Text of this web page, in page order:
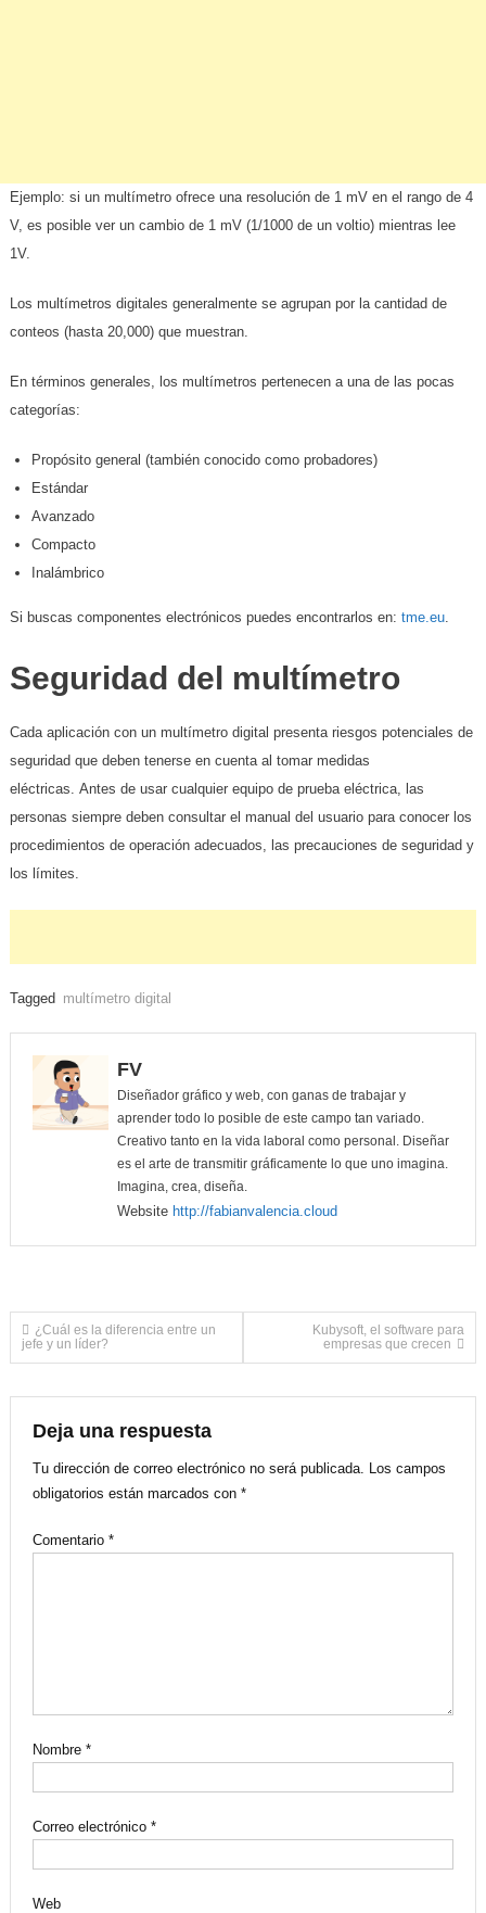
Ejemplo: si un multímetro ofrece una resolución de 1 mV en el rango de 4
V, es posible ver un cambio de 1 mV (1/1000 de un voltio) mientras lee
1V.
Los multímetros digitales generalmente se agrupan por la cantidad de
conteos (hasta 20,000) que muestran.
En términos generales, los multímetros pertenecen a una de las pocas
categorías:
Propósito general (también conocido como probadores)
Estándar
Avanzado
Compacto
Inalámbrico
Si buscas componentes electrónicos puedes encontrarlos en: tme.eu.
Seguridad del multímetro
Cada aplicación con un multímetro digital presenta riesgos potenciales de
seguridad que deben tenerse en cuenta al tomar medidas
eléctricas. Antes de usar cualquier equipo de prueba eléctrica, las
personas siempre deben consultar el manual del usuario para conocer los
procedimientos de operación adecuados, las precauciones de seguridad y
los límites.
Tagged multímetro digital
FV
Diseñador gráfico y web, con ganas de trabajar y
aprender todo lo posible de este campo tan variado.
Creativo tanto en la vida laboral como personal. Diseñar
es el arte de transmitir gráficamente lo que uno imagina.
Imagina, crea, diseña.
Website http://fabianvalencia.cloud
Navegación
entradas
¿Cuál es la diferencia entre un
jefe y un líder?
Kubysoft, el software para
empresas que crecen
Deja una respuesta
Tu dirección de correo electrónico no será publicada. Los campos
obligatorios están marcados con *
Comentario *
Nombre *
Correo electrónico *
Web